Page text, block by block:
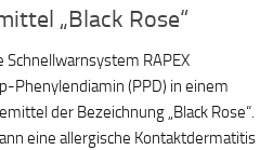
„Black Rose“
Schnellwarnsystem RAPEX
Phenylendiamin (PPD) in einem
der Bezeichnung „Black Rose“.
eine allergische Kontaktdermatitis